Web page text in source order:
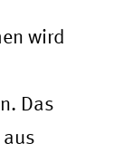
wird
Das